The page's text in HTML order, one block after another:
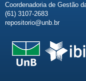
Coordenadoria de Gestão
(61) 3107-2683
repositorio@unb.br